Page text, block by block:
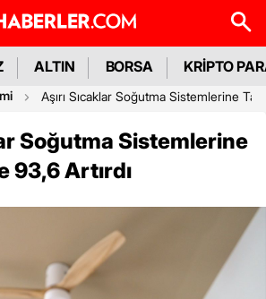
ALTIN BORSA KRİPTO
Aşırı Sıcaklar Soğutma Sistemlerine
Soğutma Sistemlerine
93,6 Artırdı